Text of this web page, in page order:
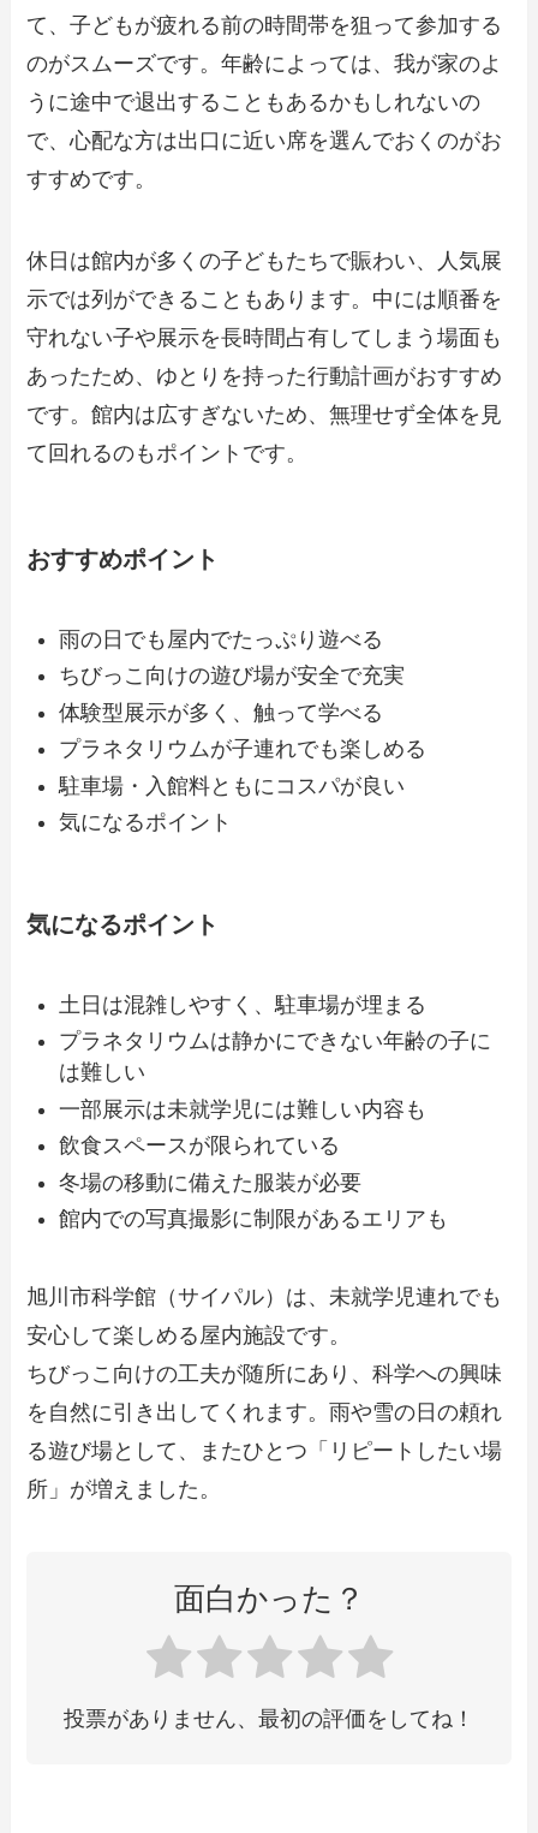
て、子どもが疲れる前の時間帯を狙って参加する
のがスムーズです。年齢によっては、我が家のよ
うに途中で退出することもあるかもしれないの
で、心配な方は出口に近い席を選んでおくのがお
すすめです。
休日は館内が多くの子どもたちで賑わい、人気展
示では列ができることもあります。中には順番を
守れない子や展示を長時間占有してしまう場面も
あったため、ゆとりを持った行動計画がおすすめ
です。館内は広すぎないため、無理せず全体を見
て回れるのもポイントです。
おすすめポイント
雨の日でも屋内でたっぷり遊べる
ちびっこ向けの遊び場が安全で充実
体験型展示が多く、触って学べる
プラネタリウムが子連れでも楽しめる
駐車場・入館料ともにコスパが良い
気になるポイント
気になるポイント
土日は混雑しやすく、駐車場が埋まる
プラネタリウムは静かにできない年齢の子に
は難しい
一部展示は未就学児には難しい内容も
飲食スペースが限られている
冬場の移動に備えた服装が必要
館内での写真撮影に制限があるエリアも
旭川市科学館（サイパル）は、未就学児連れでも
安心して楽しめる屋内施設です。
ちびっこ向けの工夫が随所にあり、科学への興味
を自然に引き出してくれます。雨や雪の日の頼れ
る遊び場として、またひとつ「リピートしたい場
所」が増えました。
面白かった？
投票がありません、最初の評価をしてね！